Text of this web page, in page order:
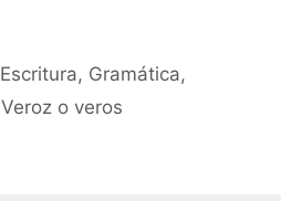
Escritura, Gramática,
Veroz o veros